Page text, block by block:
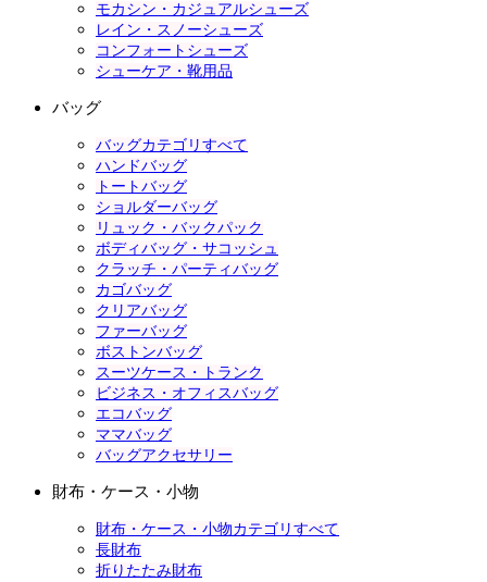
モカシン・カジュアルシューズ
レイン・スノーシューズ
コンフォートシューズ
シューケア・靴用品
バッグ
バッグカテゴリすべて
ハンドバッグ
トートバッグ
ショルダーバッグ
リュック・バックパック
ボディバッグ・サコッシュ
クラッチ・パーティバッグ
カゴバッグ
クリアバッグ
ファーバッグ
ボストンバッグ
スーツケース・トランク
ビジネス・オフィスバッグ
エコバッグ
ママバッグ
バッグアクセサリー
財布・ケース・小物
財布・ケース・小物カテゴリすべて
長財布
折りたたみ財布